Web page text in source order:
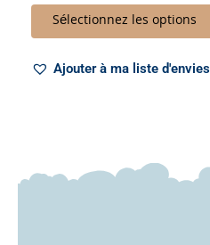
Sélectionnez les options
Ajouter à ma liste d'envies